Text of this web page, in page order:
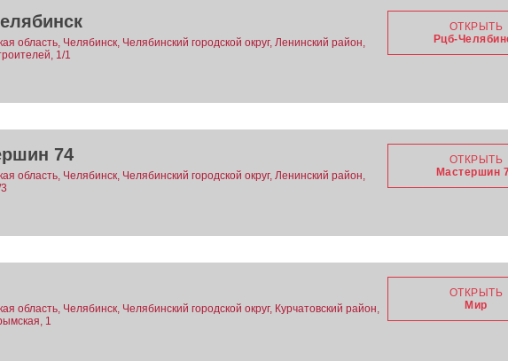
область, Челябинск, Челябинский городской округ, Ленинский район,
1/1
ОТКРЫТЬ
Рцб-
74
область, Челябинск, Челябинский городской округ, Ленинский район,
ОТКРЫТЬ
Мастершин
область, Челябинск, Челябинский городской округ, Курчатовский район,
1
ОТКРЫТЬ
Мир